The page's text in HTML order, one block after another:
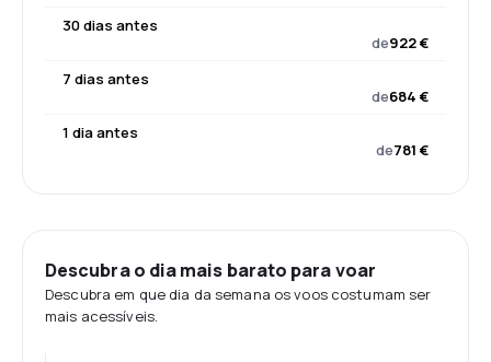
30 dias antes
de922 €
7 dias antes
de684 €
1 dia antes
de781 €
Descubra o dia mais barato para voar
Descubra em que dia da semana os voos costumam ser
mais acessíveis.